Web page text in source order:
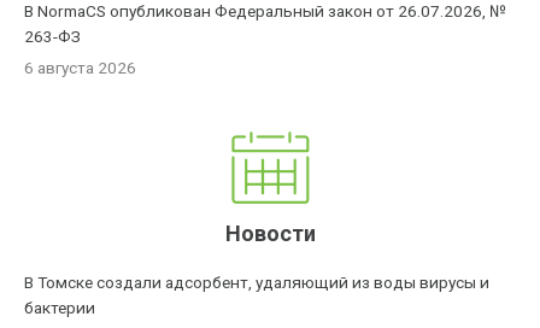
В NormaCS опубликован Федеральный закон от 26.07.2026, №
263-ФЗ
6 августа 2026
Новости
В Томске создали адсорбент, удаляющий из воды вирусы и
бактерии